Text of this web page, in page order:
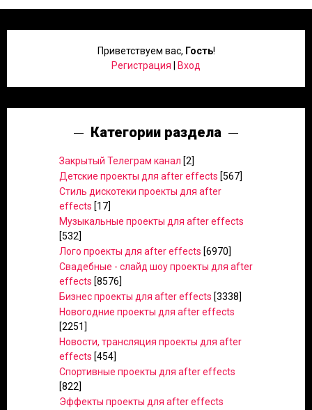
Приветствуем вас, Гость!
Регистрация
Вход
Категории раздела
Закрытый Телеграм канал [2]
Детские проекты для after effects [567]
Стиль дискотеки проекты для after
effects [17]
Музыкальные проекты для after effects
[532]
Лого проекты для after effects [6970]
Свадебные - слайд шоу проекты для after
effects [8576]
Бизнес проекты для after effects [3338]
Новогодние проекты для after effects
[2251]
Новости, трансляция проекты для after
effects [454]
Спортивные проекты для after effects
[822]
Эффекты проекты для after effects